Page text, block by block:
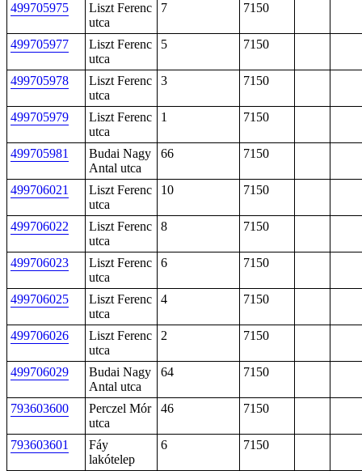
499705975
Liszt Ferenc
utca
7 7150
499705977
Liszt Ferenc
utca
5 7150
499705978
Liszt Ferenc
utca
3 7150
499705979
Liszt Ferenc
utca
1 7150
499705981
Budai Nagy
Antal utca
66 7150
499706021
Liszt Ferenc
utca
10 7150
499706022
Liszt Ferenc
utca
8 7150
499706023
Liszt Ferenc
utca
6 7150
499706025
Liszt Ferenc
utca
4 7150
499706026
Liszt Ferenc
utca
2 7150
499706029
Budai Nagy
Antal utca
64 7150
793603600
Perczel Mór
utca
46 7150
793603601
Fáy
lakótelep
6 7150